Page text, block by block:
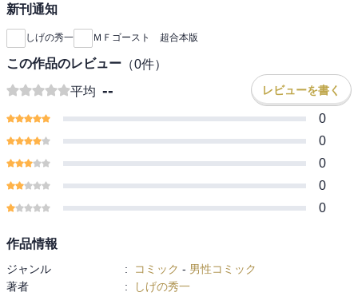
新刊通知
しげの秀一 ＭＦゴースト 超合本版
この作品のレビュー （0件）
平均 -- レビューを書く
0
0
0
0
0
作品情報
ジャンル : コミック - 男性コミック
著者
: しげの秀一